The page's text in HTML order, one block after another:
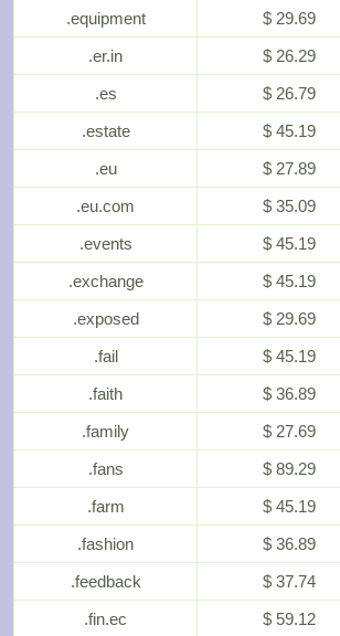
.equipment
$ 29.69
.er.in
$ 26.29
.es
$ 26.79
.estate
$ 45.19
.eu
$ 27.89
.eu.com
$ 35.09
.events
$ 45.19
.exchange
$ 45.19
.exposed
$ 29.69
.fail
$ 45.19
.faith
$ 36.89
.family
$ 27.69
.fans
$ 89.29
.farm
$ 45.19
.fashion
$ 36.89
.feedback
$ 37.74
.fin.ec
$ 59.12